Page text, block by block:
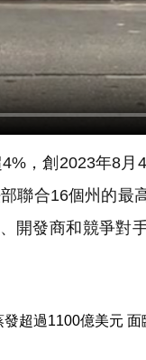
，創2023年8月
聯合16個州的最
開發商和競爭對